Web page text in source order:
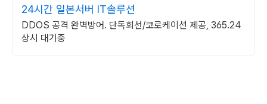
24시간 일본서버 IT솔루션
DDOS 공격 완벽방어. 단독회선/코로케이션 제공, 365.24
상시 대기중